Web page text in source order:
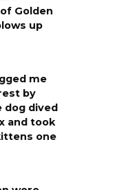
Golden
up
me
by
dog dived
and took
one